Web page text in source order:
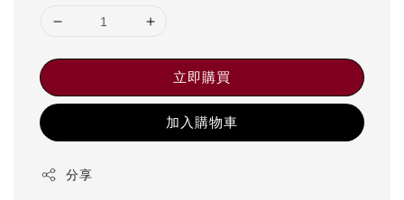
立即購買
加入購物車
分享